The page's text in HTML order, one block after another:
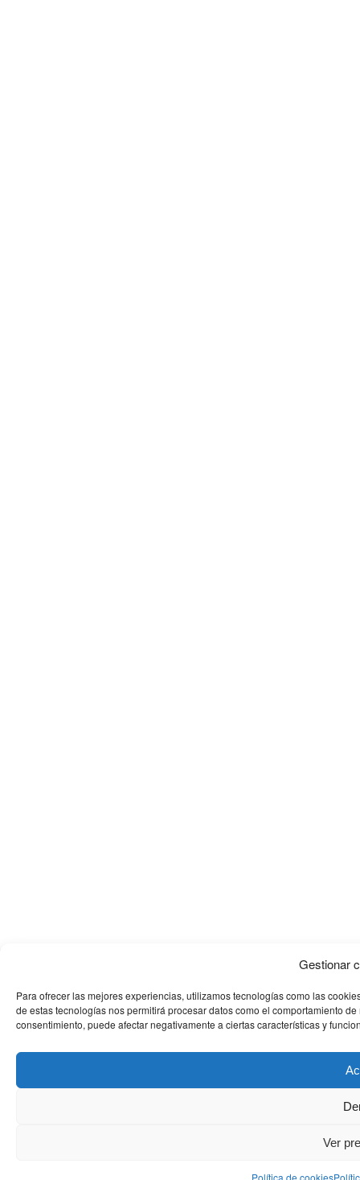
Gestionar
Para ofrecer las mejores experiencias, utilizamos tecnologías como las
de estas tecnologías nos permitirá procesar datos como el comportamiento
consentimiento, puede afectar negativamente a ciertas características y
Ver
Política de cookies